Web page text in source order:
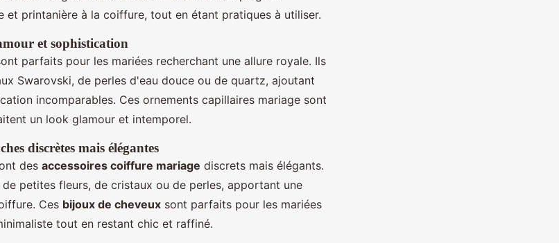
et printanière à la coiffure, tout en étant pratiques à utiliser.
et sophistication
parfaits pour les mariées recherchant une allure royale. Ils
Swarovski, de perles d'eau douce ou de quartz, ajoutant
incomparables. Ces ornements capillaires mariage sont
un look glamour et intemporel.
discrètes mais élégantes
des accessoires coiffure mariage discrets mais élégants.
petites fleurs, de cristaux ou de perles, apportant une
Ces bijoux de cheveux sont parfaits pour les mariées
tout en restant chic et raffiné.